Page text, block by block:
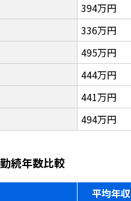
394万円
336万円
495万円
444万円
441万円
494万円
続年数比較
平均年収